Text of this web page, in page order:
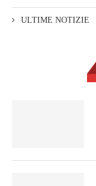
ULTIME NOTIZIE